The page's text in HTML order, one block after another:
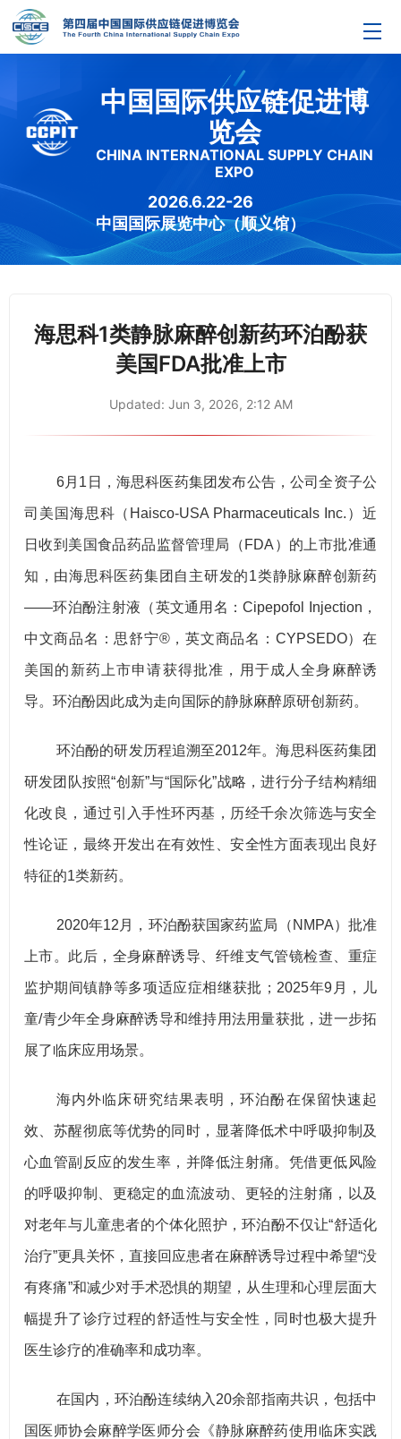
中国国际供应链促进博
览会
CHINA INTERNATIONAL SUPPLY CHAIN
EXPO
2026.6.22-26
中国国际展览中心（顺义馆）
海思科1类静脉麻醉创新药环泊酚获
美国FDA批准上市
Updated: Jun 3, 2026, 2:12 AM
6月1日，海思科医药集团发布公告，公司全资子公
司美国海思科（Haisco-USA Pharmaceuticals Inc.）近
日收到美国食品药品监督管理局（FDA）的上市批准通
知，由海思科医药集团自主研发的1类静脉麻醉创新药
——环泊酚注射液（英文通用名：Cipepofol Injection，
中文商品名：思舒宁®，英文商品名：CYPSEDO）在
美国的新药上市申请获得批准，用于成人全身麻醉诱
导。环泊酚因此成为走向国际的静脉麻醉原研创新药。
环泊酚的研发历程追溯至2012年。海思科医药集团
研发团队按照“创新”与“国际化”战略，进行分子结构精细
化改良，通过引入手性环丙基，历经千余次筛选与安全
性论证，最终开发出在有效性、安全性方面表现出良好
特征的1类新药。
2020年12月，环泊酚获国家药监局（NMPA）批准
上市。此后，全身麻醉诱导、纤维支气管镜检查、重症
监护期间镇静等多项适应症相继获批；2025年9月，儿
童/青少年全身麻醉诱导和维持用法用量获批，进一步拓
展了临床应用场景。
海内外临床研究结果表明，环泊酚在保留快速起
效、苏醒彻底等优势的同时，显著降低术中呼吸抑制及
心血管副反应的发生率，并降低注射痛。凭借更低风险
的呼吸抑制、更稳定的血流波动、更轻的注射痛，以及
对老年与儿童患者的个体化照护，环泊酚不仅让“舒适化
治疗”更具关怀，直接回应患者在麻醉诱导过程中希望“没
有疼痛”和减少对手术恐惧的期望，从生理和心理层面大
幅提升了诊疗过程的舒适性与安全性，同时也极大提升
医生诊疗的准确率和成功率。
在国内，环泊酚连续纳入20余部指南共识，包括中
国医师协会麻醉学医师分会《静脉麻醉药使用临床实践